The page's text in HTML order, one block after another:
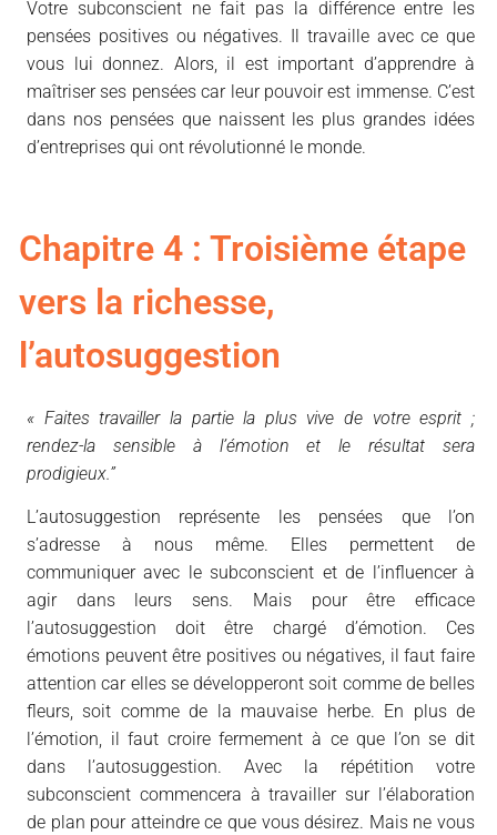
Votre subconscient ne fait pas la différence entre les
pensées positives ou négatives. Il travaille avec ce que
vous lui donnez. Alors, il est important d’apprendre à
maîtriser ses pensées car leur pouvoir est immense. C’est
dans nos pensées que naissent les plus grandes idées
d’entreprises qui ont révolutionné le monde.
Chapitre 4 : Troisième étape
vers la richesse,
l’autosuggestion
« Faites travailler la partie la plus vive de votre esprit ;
rendez-la sensible à l’émotion et le résultat sera
prodigieux.”
L’autosuggestion représente les pensées que l’on
s’adresse à nous même. Elles permettent de
communiquer avec le subconscient et de l’influencer à
agir dans leurs sens. Mais pour être efficace
l’autosuggestion doit être chargé d’émotion. Ces
émotions peuvent être positives ou négatives, il faut faire
attention car elles se développeront soit comme de belles
fleurs, soit comme de la mauvaise herbe. En plus de
l’émotion, il faut croire fermement à ce que l’on se dit
dans l’autosuggestion. Avec la répétition votre
subconscient commencera à travailler sur l’élaboration
de plan pour atteindre ce que vous désirez. Mais ne vous